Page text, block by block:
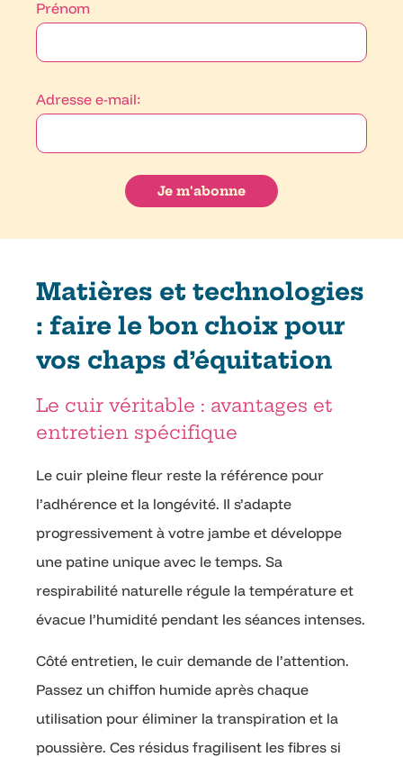
Prénom
Adresse e-mail:
Matières et technologies
: faire le bon choix pour
vos chaps d’équitation
Le cuir véritable : avantages et
entretien spécifique
Le cuir pleine fleur reste la référence pour
l’adhérence et la longévité. Il s’adapte
progressivement à votre jambe et développe
une patine unique avec le temps. Sa
respirabilité naturelle régule la température et
évacue l’humidité pendant les séances intenses.
Côté entretien, le cuir demande de l’attention.
Passez un chiffon humide après chaque
utilisation pour éliminer la transpiration et la
poussière. Ces résidus fragilisent les fibres si